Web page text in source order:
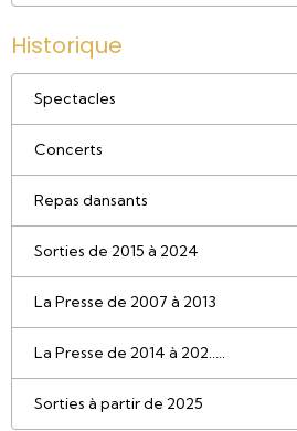
Historique
Spectacles
Concerts
Repas dansants
Sorties de 2015 à 2024
La Presse de 2007 à 2013
La Presse de 2014 à 202.....
Sorties à partir de 2025